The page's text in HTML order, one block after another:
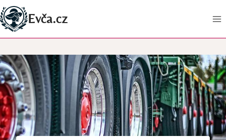
Přeskočit
na
obsah
Evča.cz